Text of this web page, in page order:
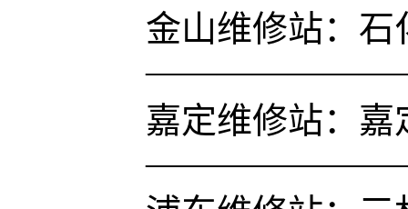
金山维修站：石
嘉定维修站：嘉